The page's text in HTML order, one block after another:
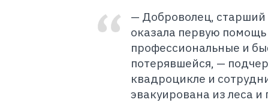
— Доброволец, старший
оказала первую
профессиональные и
потерявшейся, —
квадроцикле и
эвакуирована из леса